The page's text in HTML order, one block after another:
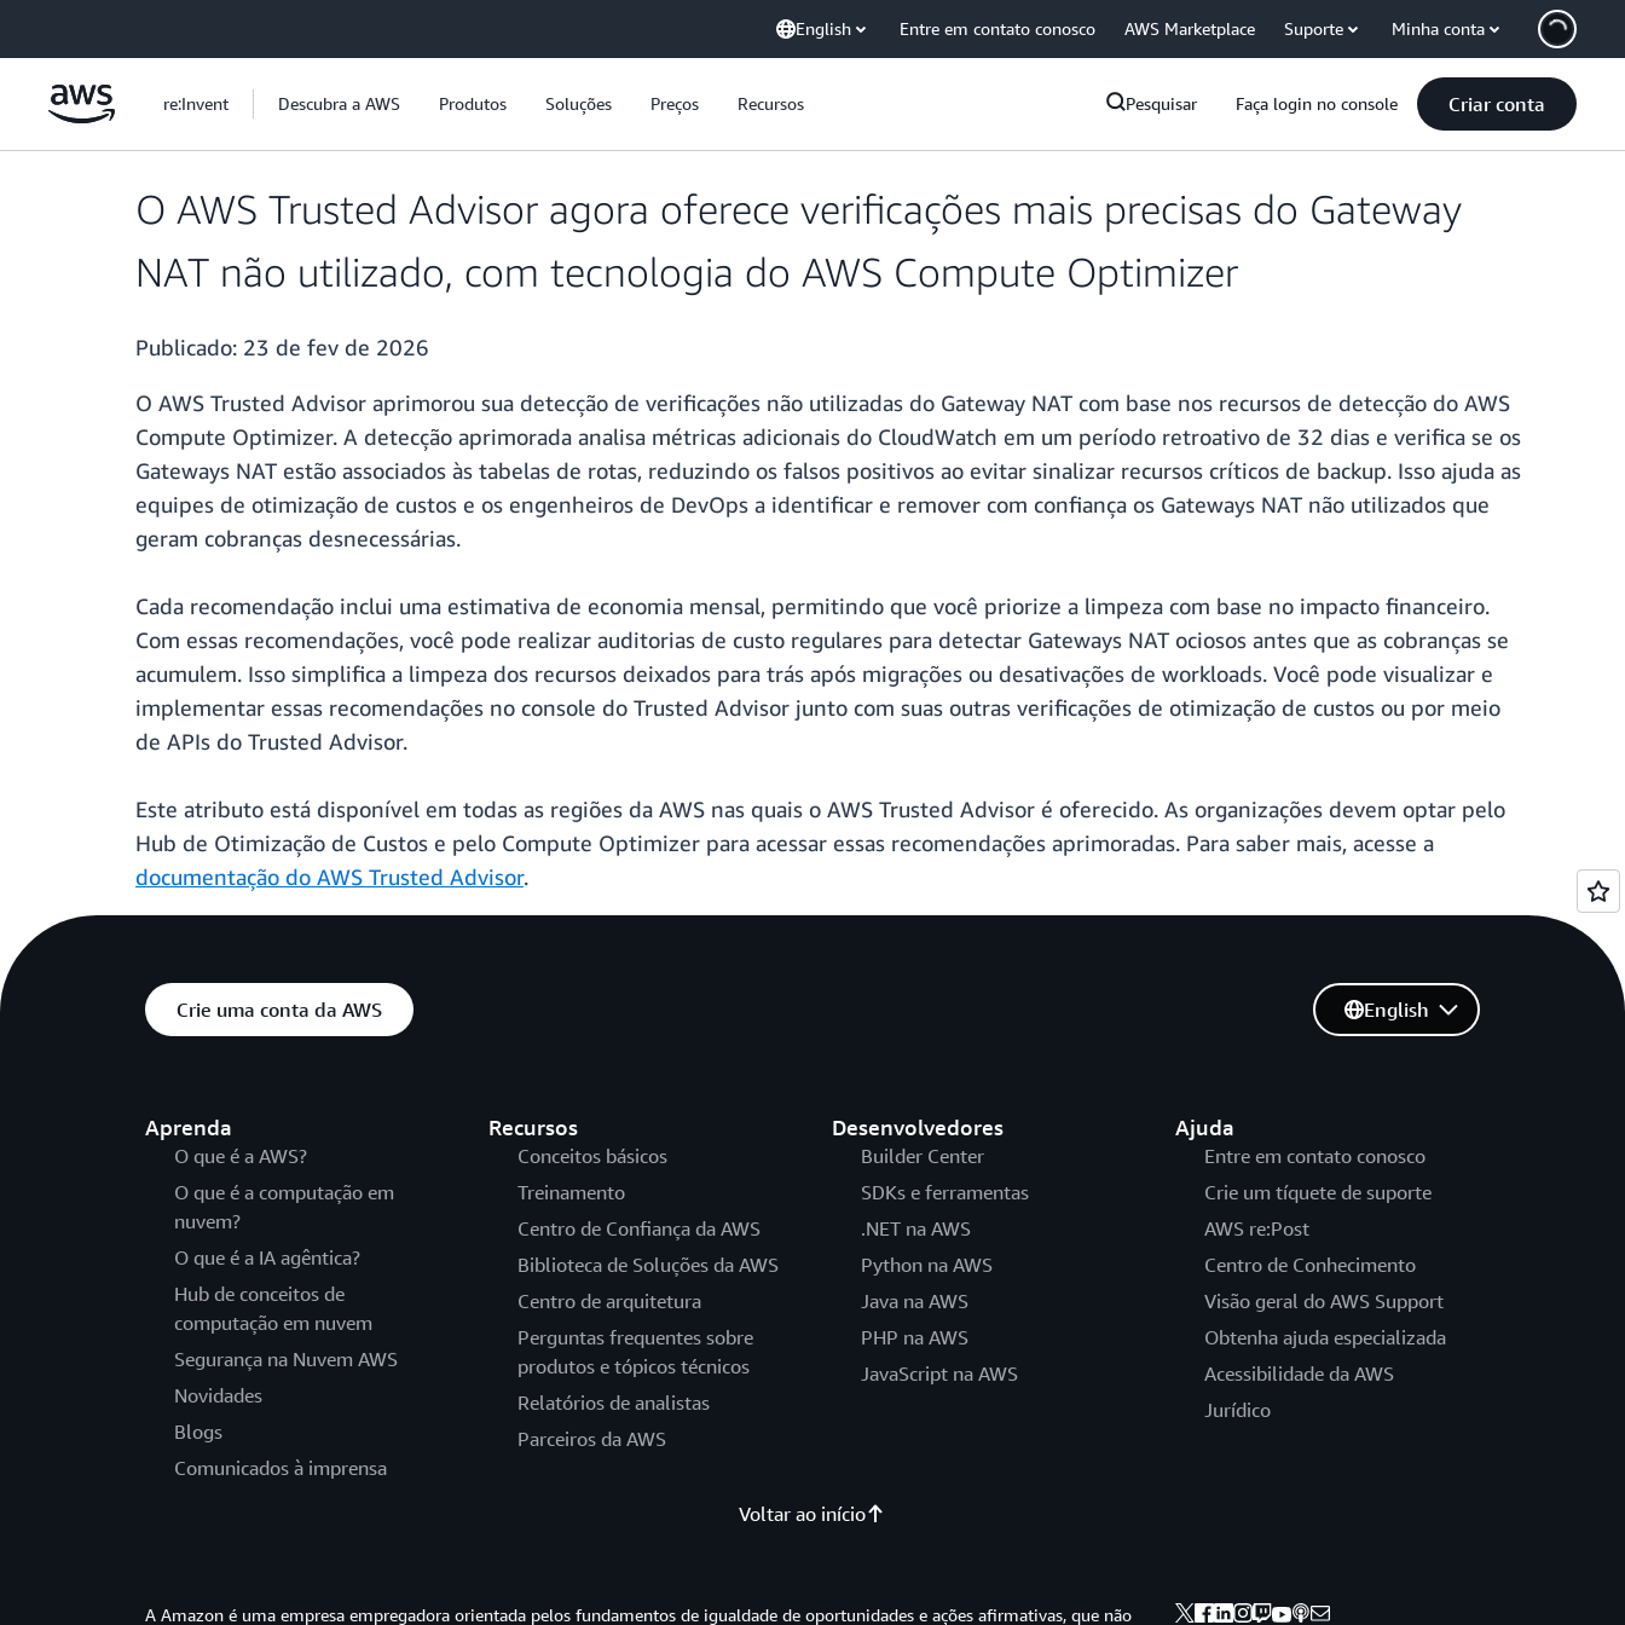
English Entre em contato conosco AWS Marketplace Suporte Minha conta
re:Invent Descubra a AWS Produtos Soluções Preços Recursos Pesquisar Faça login no console Criar conta
O AWS Trusted Advisor agora oferece verificações mais precisas do Gateway
NAT não utilizado, com tecnologia do AWS Compute Optimizer
Publicado: 23 de fev de 2026
O AWS Trusted Advisor aprimorou sua detecção de verificações não utilizadas do Gateway NAT com base nos recursos de detecção do AWS
Compute Optimizer. A detecção aprimorada analisa métricas adicionais do CloudWatch em um período retroativo de 32 dias e verifica se os
Gateways NAT estão associados às tabelas de rotas, reduzindo os falsos positivos ao evitar sinalizar recursos críticos de backup. Isso ajuda as
equipes de otimização de custos e os engenheiros de DevOps a identificar e remover com confiança os Gateways NAT não utilizados que
geram cobranças desnecessárias.
Cada recomendação inclui uma estimativa de economia mensal, permitindo que você priorize a limpeza com base no impacto financeiro.
Com essas recomendações, você pode realizar auditorias de custo regulares para detectar Gateways NAT ociosos antes que as cobranças se
acumulem. Isso simplifica a limpeza dos recursos deixados para trás após migrações ou desativações de workloads. Você pode visualizar e
implementar essas recomendações no console do Trusted Advisor junto com suas outras verificações de otimização de custos ou por meio
de APIs do Trusted Advisor.
Este atributo está disponível em todas as regiões da AWS nas quais o AWS Trusted Advisor é oferecido. As organizações devem optar pelo
Hub de Otimização de Custos e pelo Compute Optimizer para acessar essas recomendações aprimoradas. Para saber mais, acesse a
documentação do AWS Trusted Advisor.
Crie uma conta da AWS
Aprenda
O que é a AWS?
O que é a computação em
nuvem?
O que é a IA agêntica?
Hub de conceitos de
computação em nuvem
Segurança na Nuvem AWS
Novidades
Blogs
Comunicados à imprensa
Recursos
Conceitos básicos
Treinamento
Centro de Confiança da AWS
Biblioteca de Soluções da AWS
Centro de arquitetura
Perguntas frequentes sobre
produtos e tópicos técnicos
Relatórios de analistas
Parceiros da AWS
Desenvolvedores
Builder Center
SDKs e ferramentas
.NET na AWS
Python na AWS
Java na AWS
PHP na AWS
JavaScript na AWS
Ajuda
Entre em contato conosco
Crie um tíquete de suporte
AWS re:Post
Centro de Conhecimento
Visão geral do AWS Support
Obtenha ajuda especializada
Acessibilidade da AWS
Jurídico
English
Voltar ao início
A Amazon é uma empresa empregadora orientada pelos fundamentos de igualdade de oportunidades e ações afirmativas, que não